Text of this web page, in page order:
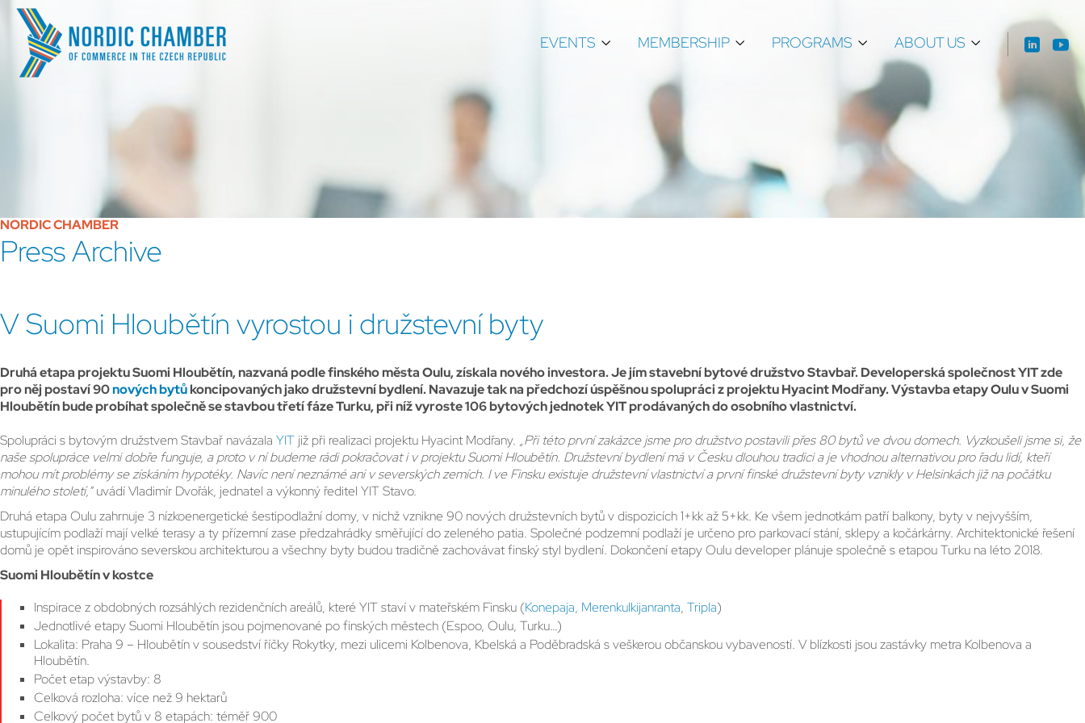
EVENTS MEMBERSHIP PROGRAMS ABOUT US
NORDIC CHAMBER
Press Archive
V Suomi Hloubětín vyrostou i družstevní byty
Druhá etapa projektu Suomi Hloubětín, nazvaná podle finského města Oulu, získala nového investora. Je jím stavební bytové družstvo Stavbař. Developerská společnost YIT zde
pro něj postaví 90nových bytůkoncipovaných jako družstevní bydlení. Navazuje tak na předchozí úspěšnou spolupráci z projektu Hyacint Modřany. Výstavba etapy Oulu v Suomi
Hloubětín bude probíhat společně se stavbou třetí fáze Turku, při níž vyroste 106 bytových jednotek YIT prodávaných do osobního vlastnictví.
Spolupráci s bytovým družstvem Stavbař navázala YIT již při realizaci projektu Hyacint Modřany. „Při této první zakázce jsme pro družstvo postavili přes 80 bytů ve dvou domech. Vyzkoušeli jsme si, že
naše spolupráce velmi dobře funguje, a proto v ní budeme rádi pokračovat i v projektu Suomi Hloubětín. Družstevní bydlení má v Česku dlouhou tradici a je vhodnou alternativou pro řadu lidí, kteří
mohou mít problémy se získáním hypotéky. Navíc není neznámé ani v severských zemích. I ve Finsku existuje družstevní vlastnictví a první finské družstevní byty vznikly v Helsinkách již na počátku
minulého století,“uvádí Vladimír Dvořák, jednatel a výkonný ředitel YIT Stavo.
Druhá etapa Oulu zahrnuje 3 nízkoenergetické šestipodlažní domy, v nichž vznikne 90 nových družstevních bytů v dispozicích 1+kk až 5+kk. Ke všem jednotkám patří balkony, byty v nejvyšším,
ustupujícím podlaží mají velké terasy a ty přízemní zase předzahrádky směřující do zeleného patia. Společné podzemní podlaží je určeno pro parkovací stání, sklepy a kočárkárny. Architektonické řešení
domů je opět inspirováno severskou architekturou a všechny byty budou tradičně zachovávat finský styl bydlení. Dokončení etapy Oulu developer plánuje společně s etapou Turku na léto 2018.
Suomi Hloubětín v kostce
Inspirace z obdobných rozsáhlých rezidenčních areálů, které YIT staví v mateřském Finsku (Konepaja, Merenkulkijanranta, Tripla)
Jednotlivé etapy Suomi Hloubětín jsou pojmenované po finských městech (Espoo, Oulu, Turku…)
Lokalita: Praha 9 – Hloubětín v sousedství říčky Rokytky, mezi ulicemi Kolbenova, Kbelská a Poděbradská s veškerou občanskou vybaveností. V blízkosti jsou zastávky metra Kolbenova a
Hloubětín.
Počet etap výstavby: 8
Celková rozloha: více než 9 hektarů
Celkový počet bytů v 8 etapách: téměř 900